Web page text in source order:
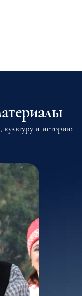
и историю